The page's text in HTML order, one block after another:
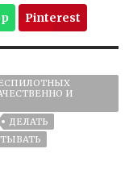
Pinterest
И
ДЕЛАТЬ